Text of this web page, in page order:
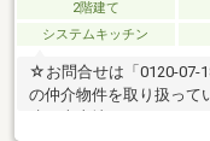
2階建て
システムキッチン
☆お問合せは「0120-07-
の仲介物件を取り扱って
建・売土地・マンショ